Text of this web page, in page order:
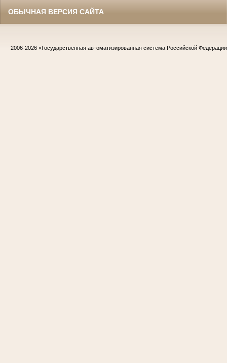
ОБЫЧНАЯ ВЕРСИЯ САЙТА
2006-2026 «Государственная автоматизированная система Российской